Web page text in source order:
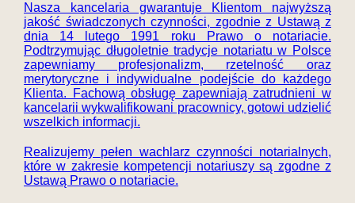
Nasza kancelaria gwarantuje Klientom najwyższą
jakość świadczonych czynności, zgodnie z Ustawą z
dnia 14 lutego 1991 roku Prawo o notariacie.
Podtrzymując długoletnie tradycje notariatu w Polsce
zapewniamy profesjonalizm, rzetelność oraz
merytoryczne i indywidualne podejście do każdego
Klienta. Fachową obsługę zapewniają zatrudnieni w
kancelarii wykwalifikowani pracownicy, gotowi udzielić
wszelkich informacji.
Realizujemy pełen wachlarz czynności notarialnych,
które w zakresie kompetencji notariuszy są zgodne z
Ustawą Prawo o notariacie.